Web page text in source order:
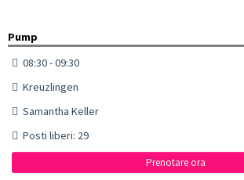
Pump
08:30 - 09:30
Kreuzlingen
Samantha Keller
Posti liberi: 29
Prenotare ora